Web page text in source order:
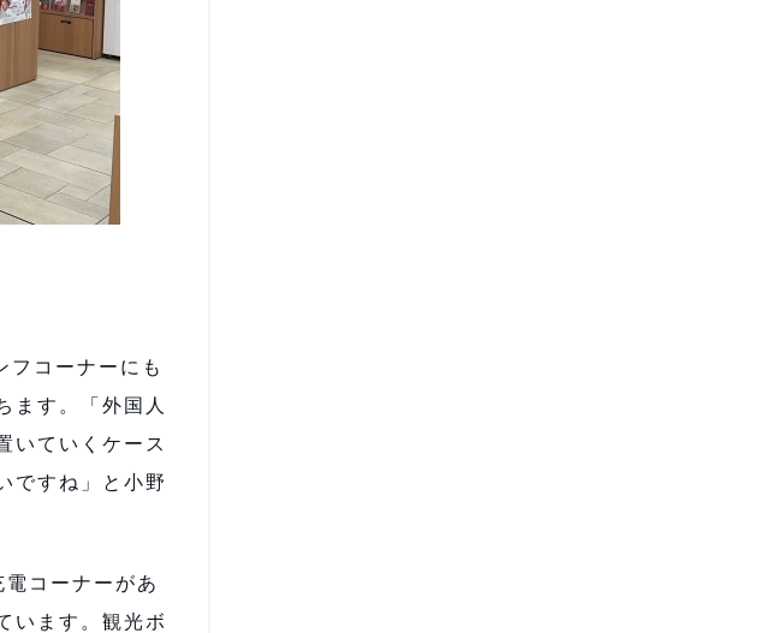
コーナーにも
ます。「外国人
いていくケース
ですね」と小野
コーナーがあ
います。観光ボ